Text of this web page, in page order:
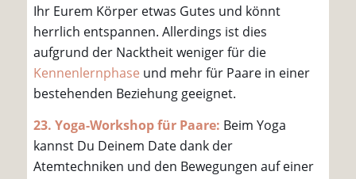
Ihr Eurem Körper etwas Gutes und könnt
herrlich entspannen. Allerdings ist dies
aufgrund der Nacktheit weniger für die
Kennenlernphase und mehr für Paare in einer
bestehenden Beziehung geeignet.
23. Yoga-Workshop für Paare: Beim Yoga
kannst Du Deinem Date dank der
Atemtechniken und den Bewegungen auf einer